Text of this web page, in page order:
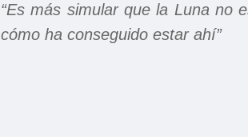
“Es más simular que la Luna no
cómo ha conseguido estar ahí”